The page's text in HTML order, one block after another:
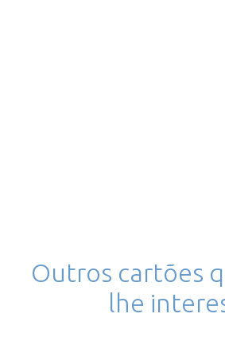
Outros cartões
lhe